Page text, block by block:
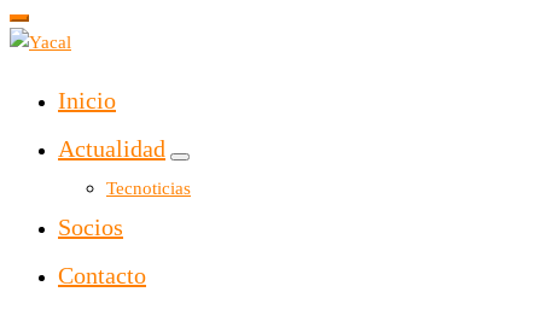
Yacal micro hosting
Inicio
Actualidad
Tecnoticias
Socios
Contacto